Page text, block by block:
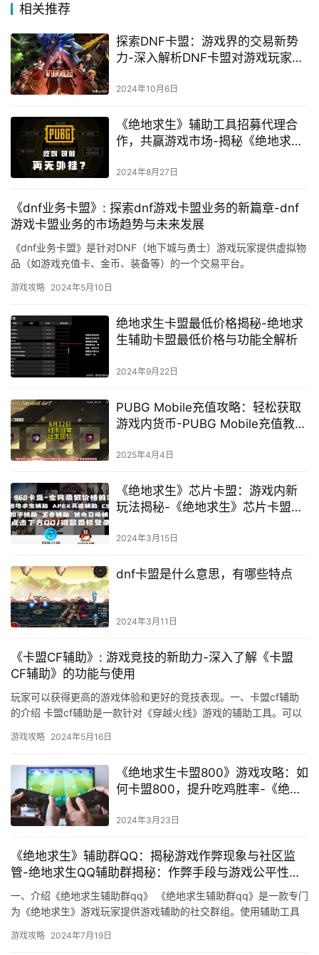
相关推荐
探索DNF卡盟：游戏界的交易新势
力-深入解析DNF卡盟对游戏玩家的
2024年10月6日
《绝地求生》辅助工具招募代理合
作，共赢游戏市场-揭秘《绝地求
市场前景
2024年8月27日
《dnf业务卡盟》: 探索dnf游戏卡盟业务的新篇章-dnf
游戏卡盟业务的市场趋势与未来发展
《dnf业务卡盟》是针对DNF（地下城与勇士）游戏玩家提供虚拟物
品（如游戏充值卡、金币、装备等）的一个交易平台。
游戏攻略 2024年5月10日
绝地求生卡盟最低价格揭秘-绝地求
生辅助卡盟最低价格与功能全解析
2024年9月22日
PUBG Mobile充值攻略：轻松获取
游戏内货币-PUBG Mobile充值教程
2025年4月4日
《绝地求生》芯片卡盟：游戏内新
玩法揭秘-《绝地求生》芯片卡盟深
2024年3月15日
dnf卡盟是什么意思，有哪些特点
2024年3月11日
《卡盟CF辅助》: 游戏竞技的新助力-深入了解《卡盟
CF辅助》的功能与使用
玩家可以获得更高的游戏体验和更好的竞技表现。一、卡盟cf辅助
的介绍 卡盟cf辅助是一款针对《穿越火线》游戏的辅助工具。可以
游戏攻略 2024年5月16日
《绝地求生卡盟800》游戏攻略：如
何卡盟800，提升吃鸡胜率-《绝地
与吃鸡攻略
2024年3月23日
《绝地求生》辅助群QQ：揭秘游戏作弊现象与社区监
管-绝地求生QQ辅助群揭秘：作弊手段与游戏公平性探
一、介绍《绝地求生辅助群qq》 《绝地求生辅助群qq》是一款专门
为《绝地求生》游戏玩家提供游戏辅助的社交群组。使用辅助工具
游戏攻略 2024年7月19日